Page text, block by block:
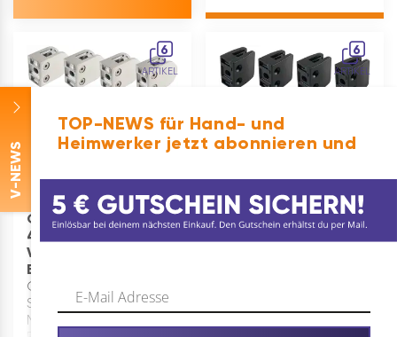
Glashalterung ist aus
robustem, rostfreiem
Edelstahl gefe…
6
ARTIKEL
Glashalter M25
40x40mm für
Vierkantrohr & Glas
Edelstahl V2A
GLASPLATTENHALTER
SET: Glashalter zur
Montage von
6
ARTIKEL
Glashalter M26
V
-NEWS
TOP-NEWS für Hand- und
Heimwerker jetzt abonnieren und